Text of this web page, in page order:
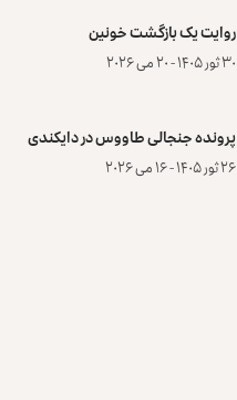
روایت یک بازگشت خونین
۳۰ ثور ۱۴۰۵ - ۲۰ می ۲۰۲۶
پرونده‌ جنجالی طاووس در دایکندی
۲۶ ثور ۱۴۰۵ - ۱۶ می ۲۰۲۶